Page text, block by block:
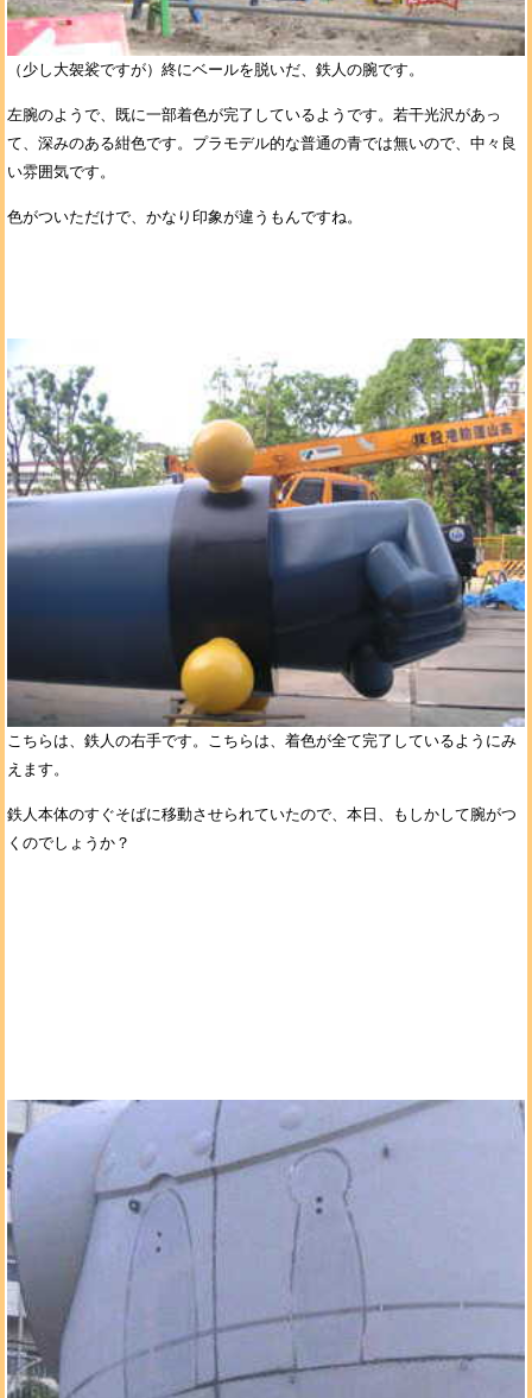
（少し大袈裟ですが）終にベールを脱いだ、鉄人の腕です。
左腕のようで、既に一部着色が完了しているようです。若干光沢があっ
て、深みのある紺色です。プラモデル的な普通の青では無いので、中々良
い雰囲気です。
色がついただけで、かなり印象が違うもんですね。
こちらは、鉄人の右手です。こちらは、着色が全て完了しているようにみ
えます。
鉄人本体のすぐそばに移動させられていたので、本日、もしかして腕がつ
くのでしょうか？